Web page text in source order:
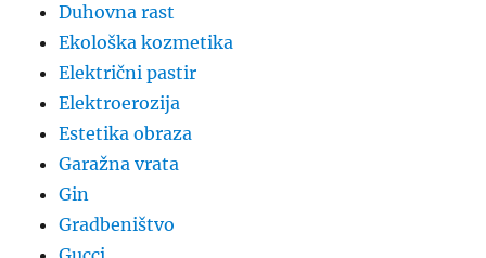
Duhovna rast
Ekološka kozmetika
Električni pastir
Elektroerozija
Estetika obraza
Garažna vrata
Gin
Gradbeništvo